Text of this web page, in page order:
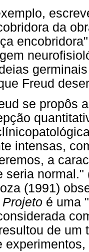
da
Freud
se propôs
intensas,
a
seria
(1991)
Projeto é uma
de um